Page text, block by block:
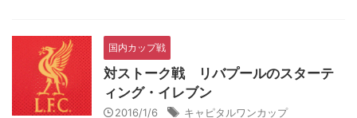
国内カップ戦
対ストーク戦 リバプールのスターテ
ィング・イレブン
2016/1/6 キャピタルワンカップ